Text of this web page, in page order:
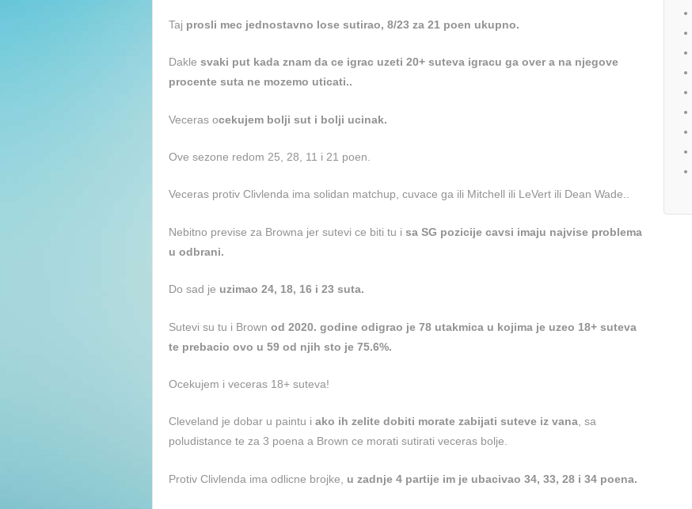
Taj prosli mec jednostavno lose sutirao, 8/23 za 21 poen ukupno.
Dakle svaki put kada znam da ce igrac uzeti 20+ suteva igracu ga over a na njegove
procente suta ne mozemo uticati..
Veceras ocekujem bolji sut i bolji ucinak.
Ove sezone redom 25, 28, 11 i 21 poen.
Veceras protiv Clivlenda ima solidan matchup, cuvace ga ili Mitchell ili LeVert ili Dean Wade..
Nebitno previse za Browna jer sutevi ce biti tu i sa SG pozicije cavsi imaju najvise problema
u odbrani.
Do sad je uzimao 24, 18, 16 i 23 suta.
Sutevi su tu i Brown od 2020. godine odigrao je 78 utakmica u kojima je uzeo 18+ suteva
te prebacio ovo u 59 od njih sto je 75.6%.
Ocekujem i veceras 18+ suteva!
Cleveland je dobar u paintu i ako ih zelite dobiti morate zabijati suteve iz vana, sa
poludistance te za 3 poena a Brown ce morati sutirati veceras bolje.
Protiv Clivlenda ima odlicne brojke, u zadnje 4 partije im je ubacivao 34, 33, 28 i 34 poena.